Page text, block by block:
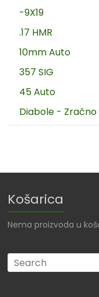
-9X19
.17 HMR
10mm Auto
357 SIG
45 Auto
Diabole -
Košarica
Nema proizvoda u